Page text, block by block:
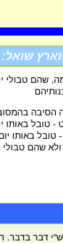
שואל:
שהם טבולי
הסיבה
- טובל באותו
טובל באותו
שהם טבולי
דבר בדבר.